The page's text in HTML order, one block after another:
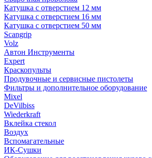
Катушка с отверстием 12 мм
Катушка с отверстием 16 мм
Катушка с отверстием 50 мм
Scangrip
Volz
Автон Инструменты
Expert
Краскопульты
Продувочные и сервисные пистолеты
Фильтры и дополнительное оборудование
Mixel
DeVilbiss
Wiederkraft
Вклейка стекол
Воздух
Вспомагательные
ИК-Сушки